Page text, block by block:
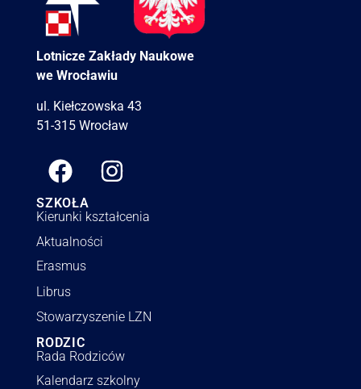
Lotnicze Zakłady Naukowe
we Wrocławiu
ul. Kiełczowska 43
51-315 Wrocław
SZKOŁA
Kierunki kształcenia
Aktualności
Erasmus
Librus
Stowarzyszenie LZN
RODZIC
Rada Rodziców
Kalendarz szkolny